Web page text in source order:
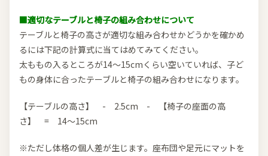
■適切なテーブルと椅子の組み合わせについて
テーブルと椅子の高さが適切な組み合わせかどうかを確かめ
るには下記の計算式に当てはめてみてください。
太ももの入るところが14～15cmくらい空いていれば、子ど
もの身体に合ったテーブルと椅子の組み合わせになります。
【テーブルの高さ】 - 2.5cm - 【椅子の座面の高
さ】 = 14～15cm
※ただし体格の個人差が生じます。座布団や足元にマットを